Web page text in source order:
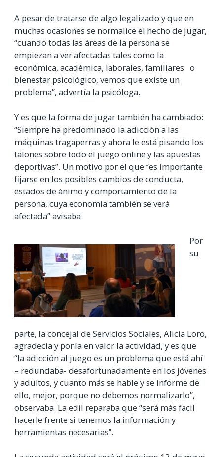
A pesar de tratarse de algo legalizado y que en
muchas ocasiones se normalice el hecho de jugar,
“cuando todas las áreas de la persona se
empiezan a ver afectadas tales como la
económica, académica, laborales, familiares o
bienestar psicológico, vemos que existe un
problema”, advertía la psicóloga.
Y es que la forma de jugar también ha cambiado:
“Siempre ha predominado la adicción a las
máquinas tragaperras y ahora le está pisando los
talones sobre todo el juego online y las apuestas
deportivas”. Un motivo por el que “es importante
fijarse en los posibles cambios de conducta,
estados de ánimo y comportamiento de la
persona, cuya economía también se verá
afectada” avisaba.
Por
su
parte, la concejal de Servicios Sociales, Alicia Loro,
agradecía y ponía en valor la actividad, y es que
“la adicción al juego es un problema que está ahí
– redundaba- desafortunadamente en los jóvenes
y adultos, y cuanto más se hable y se informe de
ello, mejor, porque no debemos normalizarlo”,
observaba. La edil reparaba que “será más fácil
hacerle frente si tenemos la información y
herramientas necesarias”.